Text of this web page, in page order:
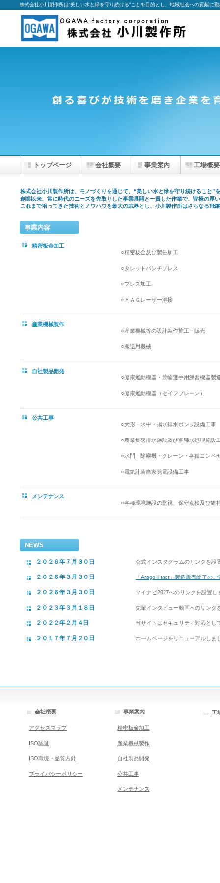
株式会社小川製作所は“美しい水と緑を守り続ける”ことを目的とし、地域社会への貢献に
株式会社小川製作所は、モノづくりを通じて、“美しい水と緑を守り続けること”
創業以来、常に時代のニーズを先取りした事業展開と一貫した作業で、皆様の厚
これまで培ってきた技術とノウハウを最大の武器とし、小川製作所はさらなる飛
事業内容
精密板金加工
○精密板金及び製缶加工
○タレットパンチプレス
○プレス加工
○ＹＡＧレーザー溶接
産業機械製作
○産業機械等の設計製作施工・販売
○搬送用機械
自社製品開発
○健康運動機器・競輪選手用練習機器製
○健康運動機器（セイフプレーン）
公共工事
○大形・水中・揚水排水ポンプ設備工事
○農業集落排水施設及び各種水処理施設
○水門・除塵機・クレーン・各種コンベ
○電気計装自家発電設備工事
メンテナンス
○各種環境施設の監視、保守点検及び維
NEWS
２０２６年７月３０日 公式インスタグラムのリンクを設
２０２６年３月３０日 「AragoⅡtact」製造販売終了のご
２０２６年３月３０日 マイナビ2027へのリンクを設置し
２０２３年３月１８日 先輩インタビュー動画へのリンク
２０２２年２月４日 当サイトはセキュリティ対応とし
２０１７年７月２０日 ホームページをリニューアルしま
トップページ 会社概要 事業案内 工場概要
会社概要 事業案内 工
アクセスマップ 精密板金加工
ISO認証 産業機械製作
ISO環境・品質方針 自社製品開発
プライバシーポリシー 公共工事
メンテナンス